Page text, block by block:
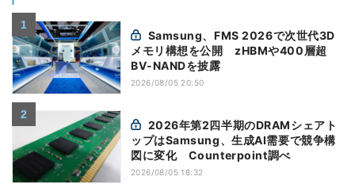
メモリ構想を公開 zHBMや400層超
BV-NANDを披露
2026/08/05 20:50
ップはSamsung、生成AI需要で競争構
図に変化 Counterpoint調べ
2026/08/05 18:32